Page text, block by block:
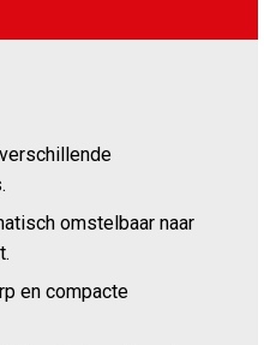
omstelbaar naar
en compacte